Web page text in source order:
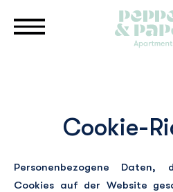
Cookie-
Personenbezogene Daten,
Cookies auf der Website